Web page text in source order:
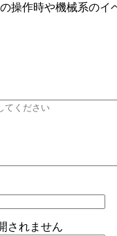
操作時や機械系のイ
されません